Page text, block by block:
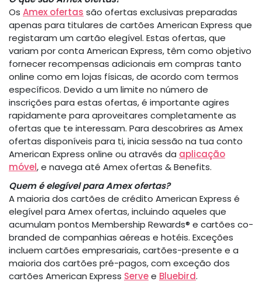
Os Amex ofertas são ofertas exclusivas preparadas
apenas para titulares de cartões American Express que
registaram um cartão elegível. Estas ofertas, que
variam por conta American Express, têm como objetivo
fornecer recompensas adicionais em compras tanto
online como em lojas físicas, de acordo com termos
específicos. Devido a um limite no número de
inscrições para estas ofertas, é importante agires
rapidamente para aproveitares completamente as
ofertas que te interessam. Para descobrires as Amex
ofertas disponíveis para ti, inicia sessão na tua conto
American Express online ou através da aplicação
móvel, e navega até Amex ofertas & Benefits.
Quem é elegível para Amex ofertas?
A maioria dos cartões de crédito American Express é
elegível para Amex ofertas, incluindo aqueles que
acumulam pontos Membership Rewards® e cartões co-
branded de companhias aéreas e hotéis. Exceções
incluem cartões empresariais, cartões-presente e a
maioria dos cartões pré-pagos, com exceção dos
cartões American Express Servee Bluebird.